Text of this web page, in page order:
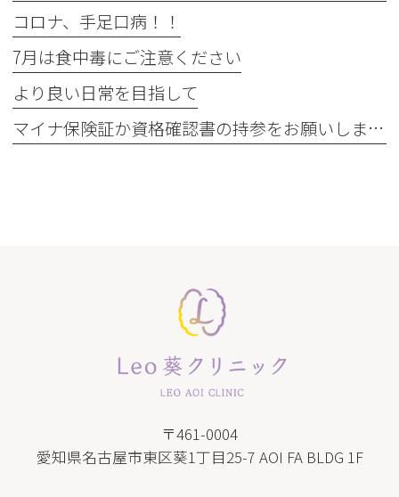
コロナ、手足口病！！
7月は食中毒にご注意ください
より良い日常を目指して
マイナ保険証か資格確認書の持参をお願いします
〒461-0004
愛知県名古屋市東区葵1丁目25-7 AOI FA BLDG 1F